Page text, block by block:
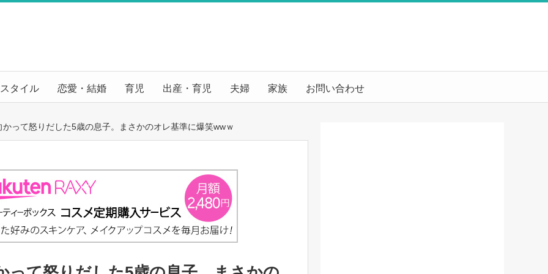
タイル 恋愛・結婚 育児 出産・育児 夫婦 家族 お問い合わせ
って怒りだした5歳の息子。まさかのオレ基準に爆笑wwｗ